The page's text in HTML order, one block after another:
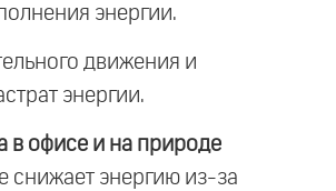
энергии.
движения и
энергии.
в офисе и на природе
снижает энергию из-за